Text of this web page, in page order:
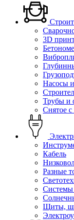
3D
Насосы
Трубы и
Снятое с
Кабель
Разные
Системы
Щиты,